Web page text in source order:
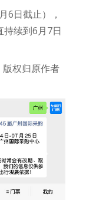
6日截止），
续到6月7日
权归原作者